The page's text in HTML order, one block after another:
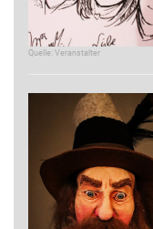
Quelle: Veranstalter